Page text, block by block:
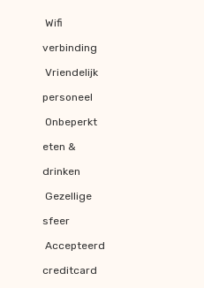
Wifi
verbinding
Vriendelijk
personeel
Onbeperkt
eten &
drinken
Gezellige
sfeer
Accepteerd
creditcard